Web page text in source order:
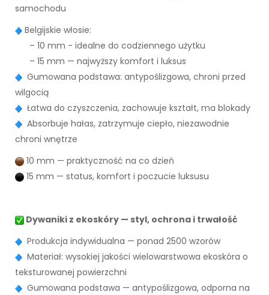
samochodu
Belgijskie włosie:
– 10 mm - idealne do codziennego użytku
– 15 mm — najwyższy komfort i luksus
Gumowana podstawa: antypoślizgowa, chroni przed
wilgocią
Łatwa do czyszczenia, zachowuje kształt, ma blokady
Absorbuje hałas, zatrzymuje ciepło, niezawodnie
chroni wnętrze
10 mm — praktyczność na co dzień
15 mm — status, komfort i poczucie luksusu
Dywaniki z ekoskóry — styl, ochrona i trwałość
Produkcja indywidualna — ponad 2500 wzorów
Materiał: wysokiej jakości wielowarstwowa ekoskóra o
teksturowanej powierzchni
Gumowana podstawa — antypoślizgowa, odporna na